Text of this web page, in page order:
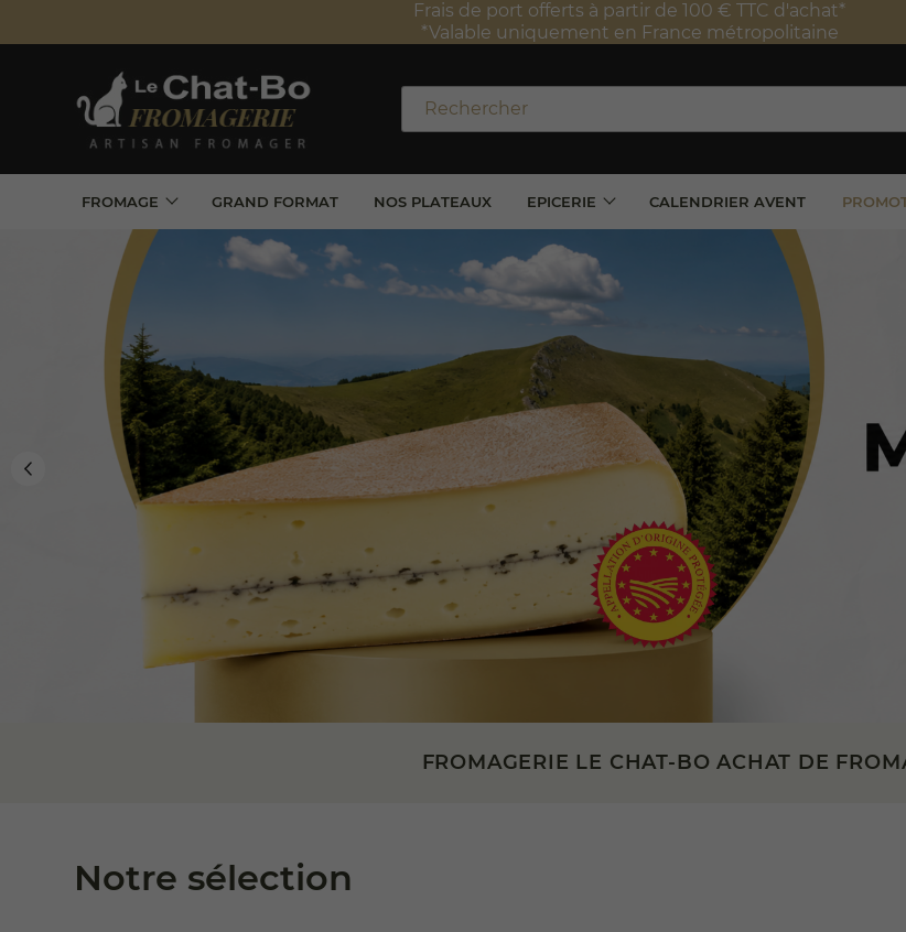
Frais de port offerts à partir de 100 € TTC d'achat*
*Valable uniquement en France métropolitaine
FROMAGE GRAND FORMAT NOS PLATEAUX EPICERIE CALENDRIER AVENT
FROMAGERIE LE CHAT-BO ACHAT DE
Notre sélection